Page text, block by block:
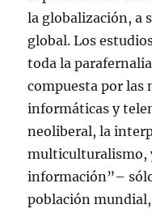
la globalización, a
global. Los
toda la
compuesta por las
informáticas y
neoliberal, la
multiculturalismo,
información”–
población